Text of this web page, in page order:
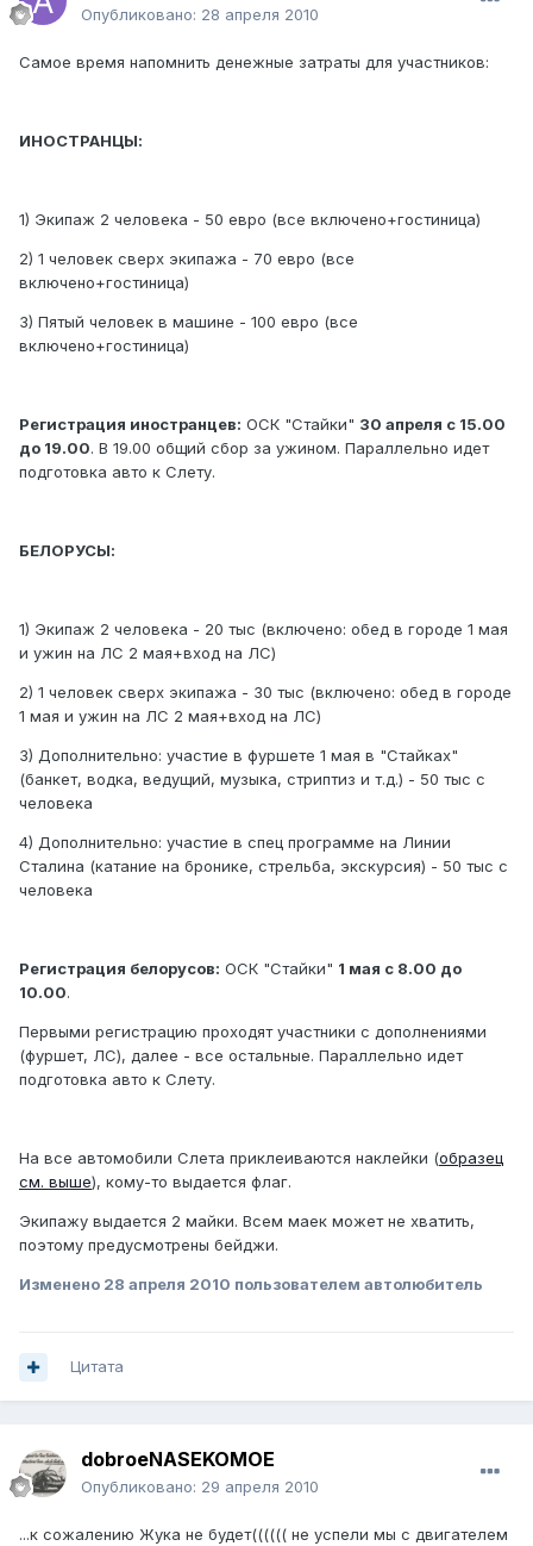
Опубликовано: 28 апреля 2010
Самое время напомнить денежные затраты для участников:
ИНОСТРАНЦЫ:
1) Экипаж 2 человека - 50 евро (все включено+гостиница)
2) 1 человек сверх экипажа - 70 евро (все
включено+гостиница)
3) Пятый человек в машине - 100 евро (все
включено+гостиница)
Регистрация иностранцев: ОСК "Стайки" 30 апреля с 15.00
до 19.00. В 19.00 общий сбор за ужином. Параллельно идет
подготовка авто к Слету.
БЕЛОРУСЫ:
1) Экипаж 2 человека - 20 тыс (включено: обед в городе 1 мая
и ужин на ЛС 2 мая+вход на ЛС)
2) 1 человек сверх экипажа - 30 тыс (включено: обед в городе
1 мая и ужин на ЛС 2 мая+вход на ЛС)
3) Дополнительно: участие в фуршете 1 мая в "Стайках"
(банкет, водка, ведущий, музыка, стриптиз и т.д.) - 50 тыс с
человека
4) Дополнительно: участие в спец программе на Линии
Сталина (катание на бронике, стрельба, экскурсия) - 50 тыс с
человека
Регистрация белорусов: ОСК "Стайки" 1 мая с 8.00 до
10.00.
Первыми регистрацию проходят участники с дополнениями
(фуршет, ЛС), далее - все остальные. Параллельно идет
подготовка авто к Слету.
На все автомобили Слета приклеиваются наклейки (образец
см. выше), кому-то выдается флаг.
Экипажу выдается 2 майки. Всем маек может не хватить,
поэтому предусмотрены бейджи.
Изменено 28 апреля 2010 пользователем автолюбитель
Цитата
dobroeNASEKOMOE
Опубликовано: 29 апреля 2010
...к сожалению Жука не будет(((((( не успели мы с двигателем